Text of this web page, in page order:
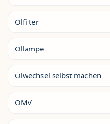
Ölfilter
Öllampe
Ölwechsel selbst machen
OMV